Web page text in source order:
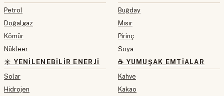
Petrol
Doğalgaz
Kömür
Nükleer
☀️ YENILENEBILIR ENERJI
Solar
Hidrojen
Buğday
Mısır
Pirinç
Soya
☕ YUMUŞAK EMTIALAR
Kahve
Kakao